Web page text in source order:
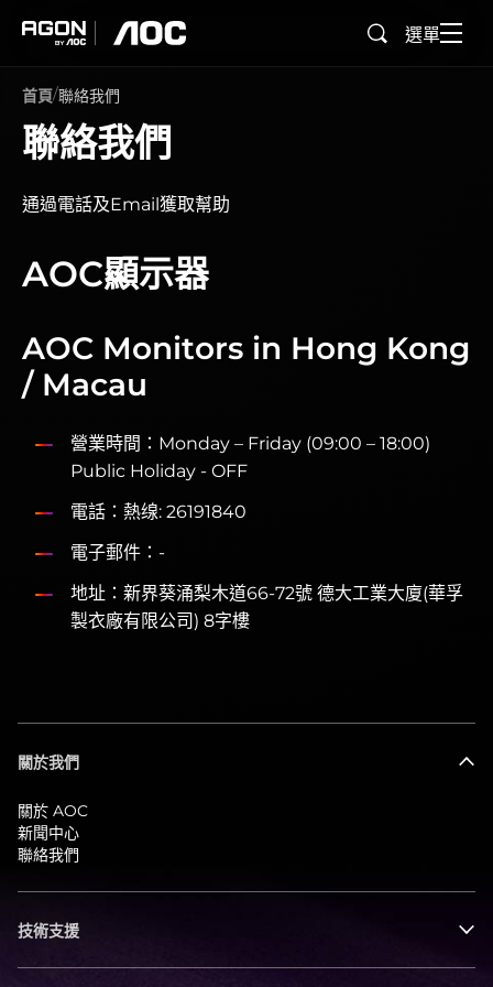
搜尋 選單
首頁 聯絡我們
聯絡我們
通過電話及Email獲取幫助
AOC顯示器
AOC Monitors in Hong Kong
/ Macau
營業時間：Monday – Friday (09:00 – 18:00)
Public Holiday - OFF
電話：熱缐: 26191840
電子郵件：-
地址：新界葵涌梨木道66-72號 德大工業大廈(華孚
製衣廠有限公司) 8字樓
關於我們
關於 AOC
新聞中心
聯絡我們
技術支援